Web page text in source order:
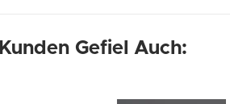
Gefiel Auch: